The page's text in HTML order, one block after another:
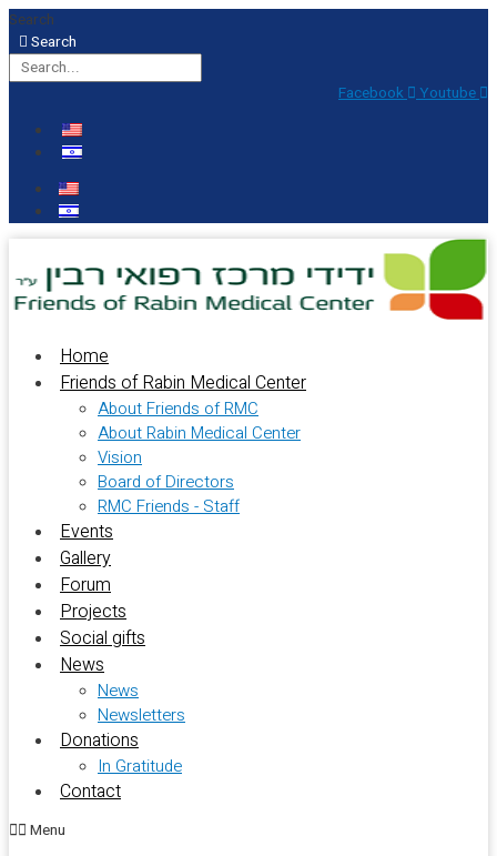
Skip
to
content
Search
Search
Facebook Youtube
Home
Friends of Rabin Medical Center
About Friends of RMC
About Rabin Medical Center
Vision
Board of Directors
RMC Friends - Staff
Events
Gallery
Forum
Projects
Social gifts
News
News
Newsletters
Donations
In Gratitude
Contact
Menu